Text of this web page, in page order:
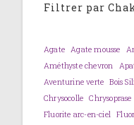
Filtrer par
Agate Agate mousse
Améthyste chevron
Aventurine verte
Bois
Chrysocolle
Chrysoprase
Fluorite arc-en-ciel